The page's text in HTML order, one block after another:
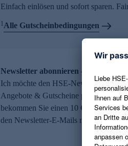
Einfach einlösen und sofort sparen.
1Alle Gutscheinbedingungen
Newsletter abonnieren – 10 €
Ich möchte den HSE-Newsletter
Angebote & Gutscheine per E-Mail
bekommen Sie einen 10 € Gutschein.
den Newsletter-E-Mails möglich.